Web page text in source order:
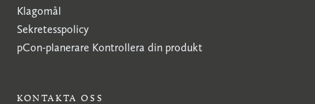
Klagomål
Sekretesspolicy
pCon-planerare Kontrollera din produkt
KONTAKTA OSS